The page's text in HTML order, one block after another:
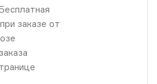
заказе от